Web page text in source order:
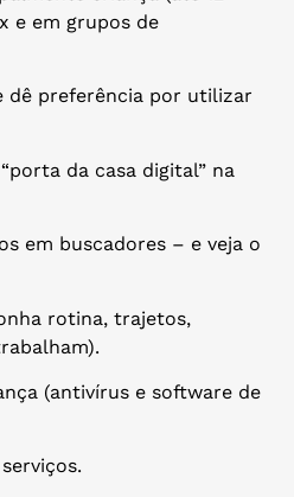
e em grupos de
dê preferência por utilizar
da casa digital” na
em buscadores – e veja o
rotina, trajetos,
(antivírus e software de